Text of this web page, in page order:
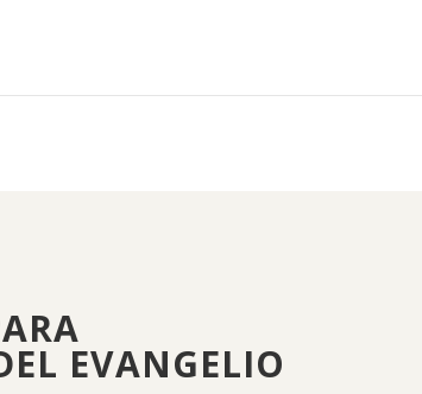
EVANGELIO